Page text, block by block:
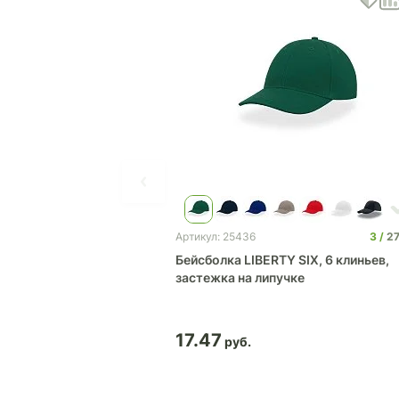
Артикул: 25436 3
Бейсболка LIBERTY SIX, 6 клиньев,
застежка на липучке
17.47